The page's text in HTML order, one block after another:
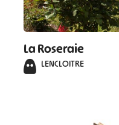
La Roseraie
LENCLOITRE